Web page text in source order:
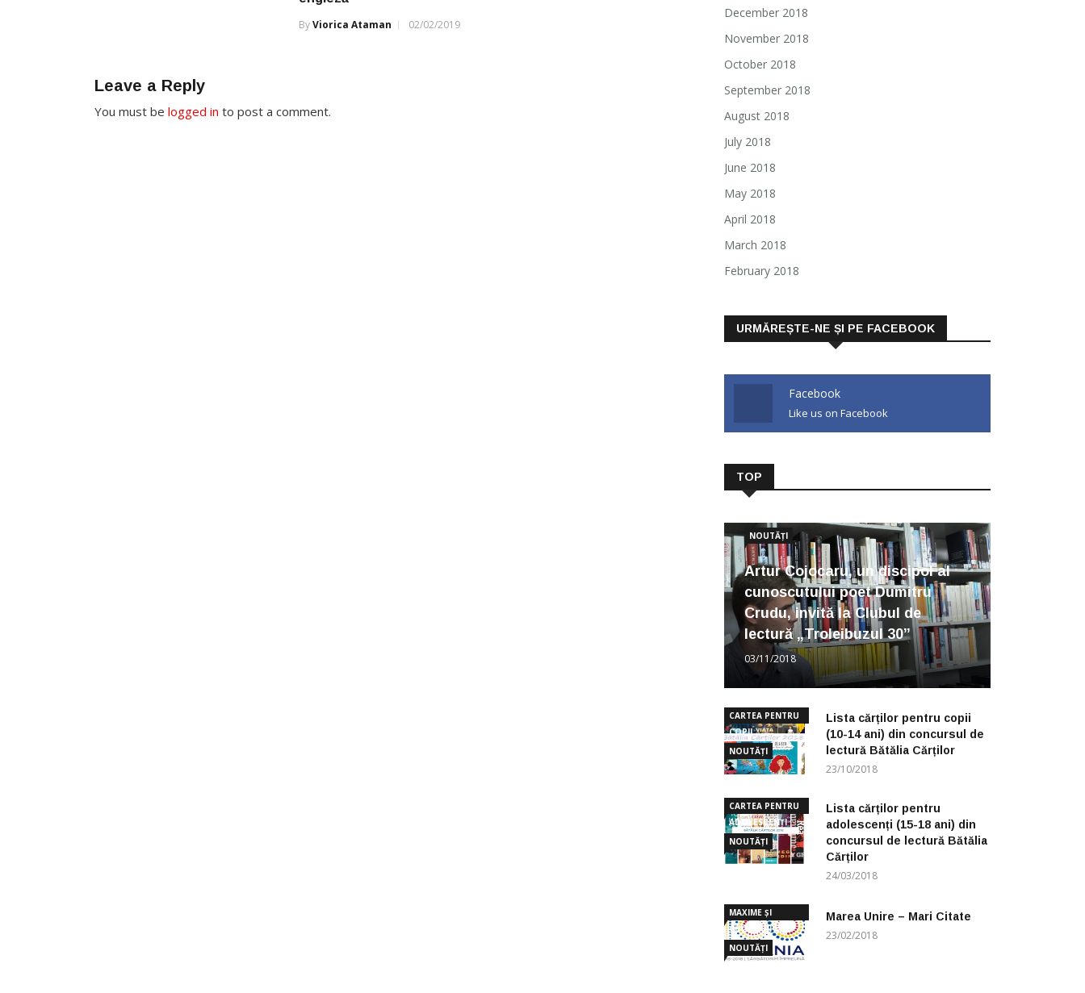
ByViorica Ataman 02/02/2019
Leave a Reply
You must be logged in to post a comment.
December 2018
November 2018
October 2018
September 2018
August 2018
July 2018
June 2018
May 2018
April 2018
March 2018
February 2018
URMĂREȘTE-NE ȘI PE FACEBOOK
Facebook
Like us on Facebook
TOP
NOUTĂȚI
Artur Cojocaru, un discipol al
cunoscutului poet Dumitru
Crudu, invită la Clubul de
lectură „Troleibuzul 30”
03/11/2018
CARTEA PENTRU
COPII
NOUTĂȚI
Lista cărților pentru copii
(10-14 ani) din concursul de
lectură Bătălia Cărților
23/10/2018
CARTEA PENTRU
ADOLESCENȚI
NOUTĂȚI
Lista cărților pentru
adolescenți (15-18 ani) din
concursul de lectură Bătălia
Cărților
24/03/2018
MAXIME ȘI
CUGETĂRI
NOUTĂȚI
Marea Unire – Mari Citate
23/02/2018